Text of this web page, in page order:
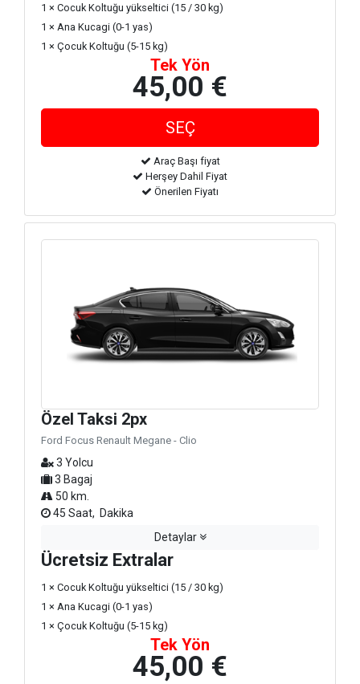
1 × Cocuk Koltuğu yükseltici (15 / 30 kg)
1 × Ana Kucagi (0-1 yas)
1 × Çocuk Koltuğu (5-15 kg)
Tek Yön
45,00 €
Araç Başı fiyat
Herşey Dahil Fiyat
Önerilen Fiyatı
Özel Taksi 2px
Ford Focus Renault Megane - Clio
3 Yolcu
3 Bagaj
50 km.
45 Saat, Dakika
Detaylar
Ücretsiz Extralar
1 × Cocuk Koltuğu yükseltici (15 / 30 kg)
1 × Ana Kucagi (0-1 yas)
1 × Çocuk Koltuğu (5-15 kg)
Tek Yön
45,00 €